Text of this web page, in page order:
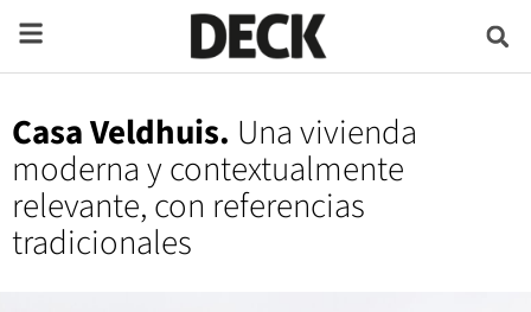
Casa Veldhuis. Una vivienda
moderna y contextualmente
relevante, con referencias
tradicionales